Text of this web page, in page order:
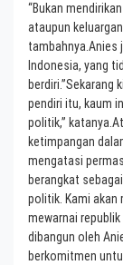
“Bukan
ataupun
tambahnya.Anies
Indonesia, yang
berdiri.”Sekarang
pendiri itu, kaum
politik,”
ketimpangan
mengatasi
berangkat
politik. Kami akan
mewarnai
dibangun oleh
berkomitmen